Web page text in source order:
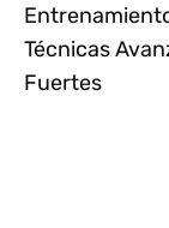
Técnicas
Fuertes